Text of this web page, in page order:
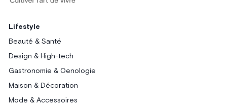
Lifestyle
Beauté & Santé
Design & High-tech
Gastronomie & Oenologie
Maison & Décoration
Mode & Accessoires